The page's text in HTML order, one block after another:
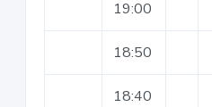
19:00
18:50
18:40